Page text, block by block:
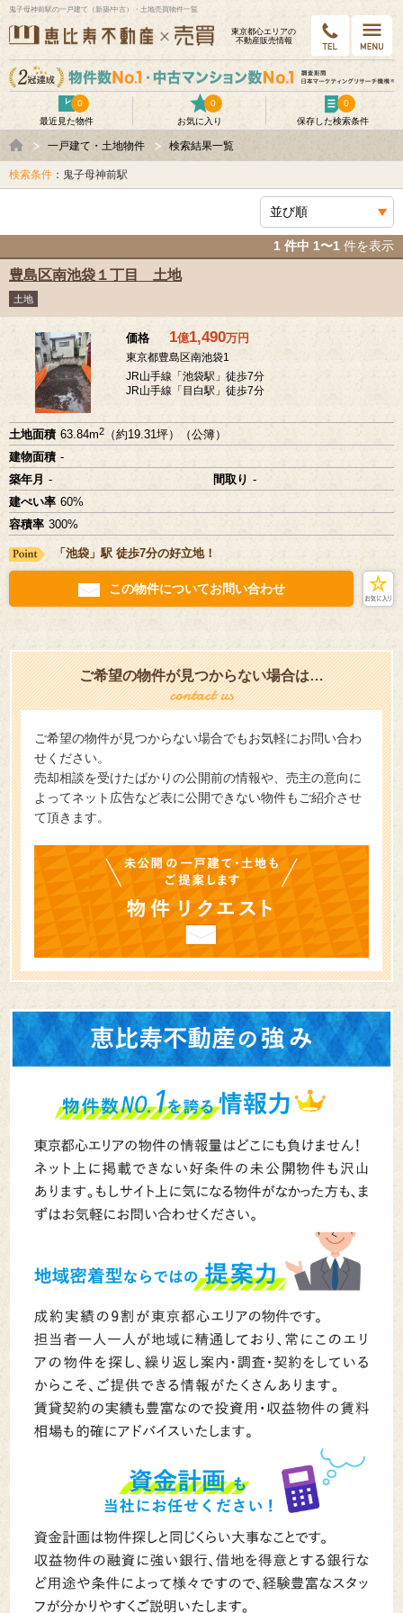
鬼子母神前駅の一戸建て（新築/中古）・土地売買物件一覧
東京都⼼エリアの
不動産販売情報
最近見た物件
0
お気に入り
0
保存した検索条件
0
一戸建て・土地物件 検索結果一覧
検索条件 ：鬼子母神前駅
1 件中 1〜1 件を表示
豊島区南池袋１丁目 土地
土地
価格 1億1,490万円
東京都豊島区南池袋1
JR山手線「池袋駅」徒歩7分
JR山手線「目白駅」徒歩7分
土地面積 63.84m2
（約19.31坪）（公簿）
建物面積 -
築年月 - 間取り -
建ぺい率 60%
容積率 300%
「池袋」駅 徒歩7分の好立地！
この物件についてお問い合わせ
ご希望の物件が見つからない場合は…
ご希望の物件が見つからない場合でもお気軽にお問い合わ
せください。
売却相談を受けたばかりの公開前の情報や、売主の意向に
よってネット広告など表に公開できない物件もご紹介させ
て頂きます。